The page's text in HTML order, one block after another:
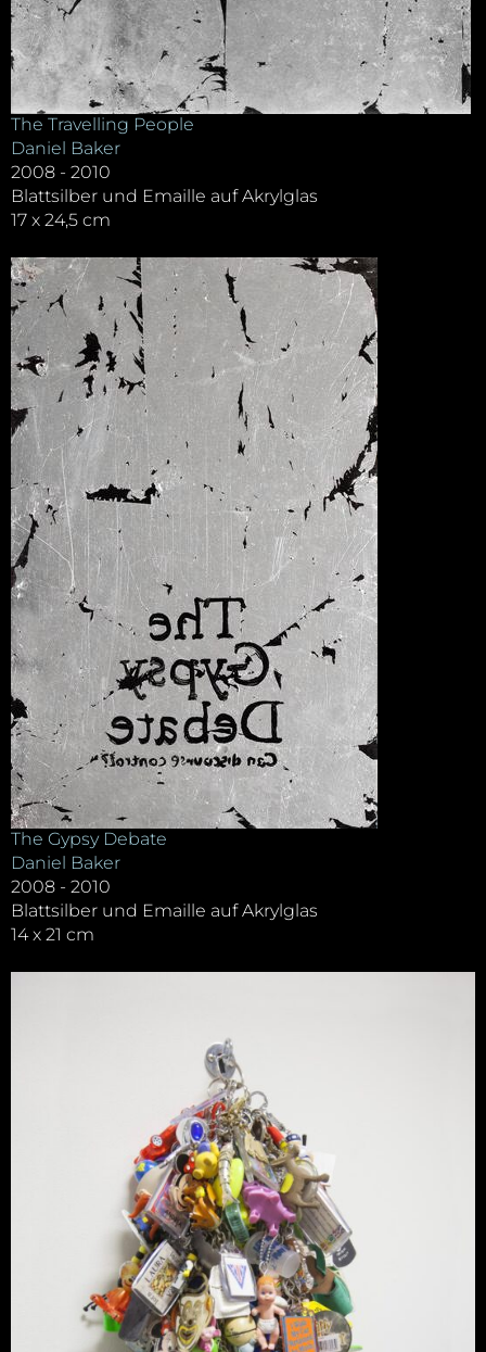
The Travelling People
Daniel Baker
2008 - 2010
Blattsilber und Emaille auf Akrylglas
17 x 24,5 cm
The Gypsy Debate
Daniel Baker
2008 - 2010
Blattsilber und Emaille auf Akrylglas
14 x 21 cm